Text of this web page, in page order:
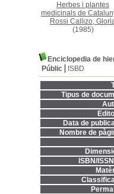
Herbes i plantes
medicinals de
Rossi Callizo,
(1985)
Enciclopedia de
Públic
ISBD
Tipus de
Data de
Nombre de
ISBN/